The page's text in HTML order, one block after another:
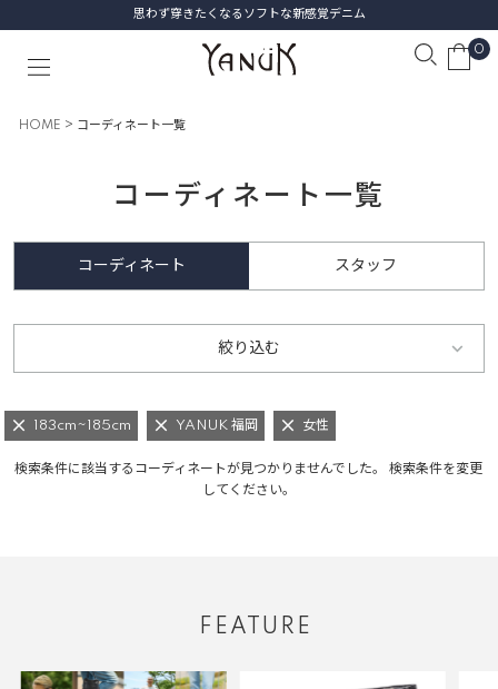
思わず穿きたくなるソフトな新感覚デニム
0
HOME コーディネート一覧
コーディネート一覧
コーディネート スタッフ
絞り込む
183cm~185cm YANUK 福岡 女性
検索条件に該当するコーディネートが見つかりませんでした。 検索条件を変更
してください。
FEATURE